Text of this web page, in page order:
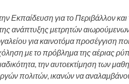
Εκπαίδευση για το Περιβάλλον και
ανάπτυξης μετρητών
για καινοτόμα προσέγγιση
με το πρόβλημα της αέριας
την αυτοεκτίμηση των
πολιτών, ικανών να